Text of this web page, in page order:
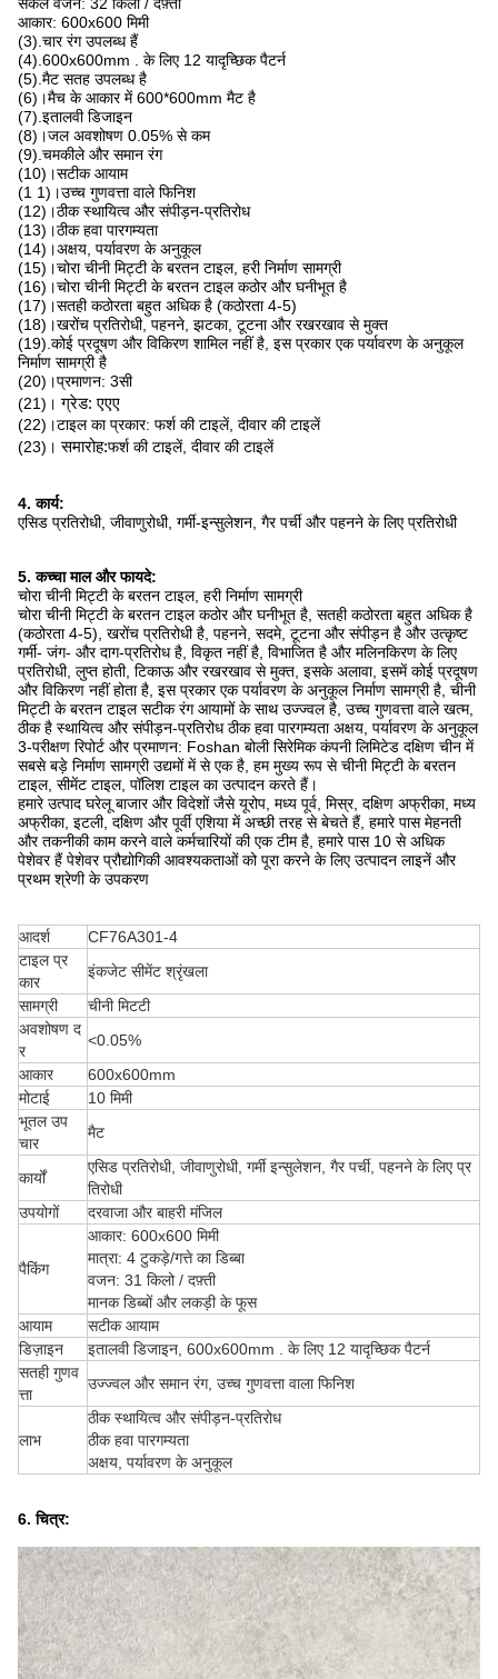
आकार: 600x600 मिमी
(3).चार रंग उपलब्ध हैं
(4).600x600mm . के लिए 12 यादृच्छिक पैटर्न
(5).मैट सतह उपलब्ध है
(6)।मैच के आकार में 600*600mm मैट है
(7).इतालवी डिजाइन
(8)।जल अवशोषण 0.05% से कम
(9).चमकीले और समान रंग
(10)।सटीक आयाम
(1 1)।उच्च गुणवत्ता वाले फिनिश
(12)।ठीक स्थायित्व और संपीड़न-प्रतिरोध
(13)।ठीक हवा पारगम्यता
(14)।अक्षय, पर्यावरण के अनुकूल
(15)।चोरा चीनी मिट्टी के बरतन टाइल, हरी निर्माण सामग्री
(16)।चोरा चीनी मिट्टी के बरतन टाइल कठोर और घनीभूत है
(17)।सतही कठोरता बहुत अधिक है (कठोरता 4-5)
(18)।खरोंच प्रतिरोधी, पहनने, झटका, टूटना और रखरखाव से मुक्त
(19).कोई प्रदूषण और विकिरण शामिल नहीं है, इस प्रकार एक पर्यावरण के अनुकूल
निर्माण सामग्री है
(20)।प्रमाणन: 3सी
(21)।ग्रेड: एएए
(22)।टाइल का प्रकार: फर्श की टाइलें, दीवार की टाइलें
(23)।समारोह:फर्श की टाइलें, दीवार की टाइलें
4. कार्य:
एसिड प्रतिरोधी, जीवाणुरोधी, गर्मी-इन्सुलेशन, गैर पर्ची और पहनने के लिए प्रतिरोधी
5. कच्चा माल और फायदे:
चोरा चीनी मिट्टी के बरतन टाइल, हरी निर्माण सामग्री
चोरा चीनी मिट्टी के बरतन टाइल कठोर और घनीभूत है, सतही कठोरता बहुत अधिक है
(कठोरता 4-5), खरोंच प्रतिरोधी है, पहनने, सदमे, टूटना और संपीड़न है और उत्कृष्ट
गर्मी- जंग- और दाग-प्रतिरोध है, विकृत नहीं है, विभाजित है और मलिनकिरण के लिए
प्रतिरोधी, लुप्त होती, टिकाऊ और रखरखाव से मुक्त, इसके अलावा, इसमें कोई प्रदूषण
और विकिरण नहीं होता है, इस प्रकार एक पर्यावरण के अनुकूल निर्माण सामग्री है, चीनी
मिट्टी के बरतन टाइल सटीक रंग आयामों के साथ उज्ज्वल है, उच्च गुणवत्ता वाले खत्म,
ठीक है स्थायित्व और संपीड़न-प्रतिरोध ठीक हवा पारगम्यता अक्षय, पर्यावरण के अनुकूल
3-परीक्षण रिपोर्ट और प्रमाणन: Foshan बोली सिरेमिक कंपनी लिमिटेड दक्षिण चीन में
सबसे बड़े निर्माण सामग्री उद्यमों में से एक है, हम मुख्य रूप से चीनी मिट्टी के बरतन
टाइल, सीमेंट टाइल, पॉलिश टाइल का उत्पादन करते हैं।
हमारे उत्पाद घरेलू बाजार और विदेशों जैसे यूरोप, मध्य पूर्व, मिस्र, दक्षिण अफ्रीका, मध्य
अफ्रीका, इटली, दक्षिण और पूर्वी एशिया में अच्छी तरह से बेचते हैं, हमारे पास मेहनती
और तकनीकी काम करने वाले कर्मचारियों की एक टीम है, हमारे पास 10 से अधिक
पेशेवर हैं पेशेवर प्रौद्योगिकी आवश्यकताओं को पूरा करने के लिए उत्पादन लाइनें और
प्रथम श्रेणी के उपकरण
आदर्श
CF76A301-4
टाइल प्र
कार
इंकजेट सीमेंट श्रृंखला
सामग्री
चीनी मिटटी
अवशोषण द
र
<0.05%
आकार
600x600mm
मोटाई
10 मिमी
भूतल उप
चार
मैट
कार्यों
एसिड प्रतिरोधी, जीवाणुरोधी, गर्मी इन्सुलेशन, गैर पर्ची, पहनने के लिए प्र
तिरोधी
उपयोगों
दरवाजा और बाहरी मंजिल
पैकिंग
आकार: 600x600 मिमी
मात्रा: 4 टुकड़े/गत्ते का डिब्बा
वजन: 31 किलो / दफ़्ती
मानक डिब्बों और लकड़ी के फूस
आयाम
सटीक आयाम
डिज़ाइन
इतालवी डिजाइन, 600x600mm . के लिए 12 यादृच्छिक पैटर्न
सतही गुणव
त्ता
उज्ज्वल और समान रंग, उच्च गुणवत्ता वाला फिनिश
लाभ
ठीक स्थायित्व और संपीड़न-प्रतिरोध
ठीक हवा पारगम्यता
अक्षय, पर्यावरण के अनुकूल
6. चित्र: